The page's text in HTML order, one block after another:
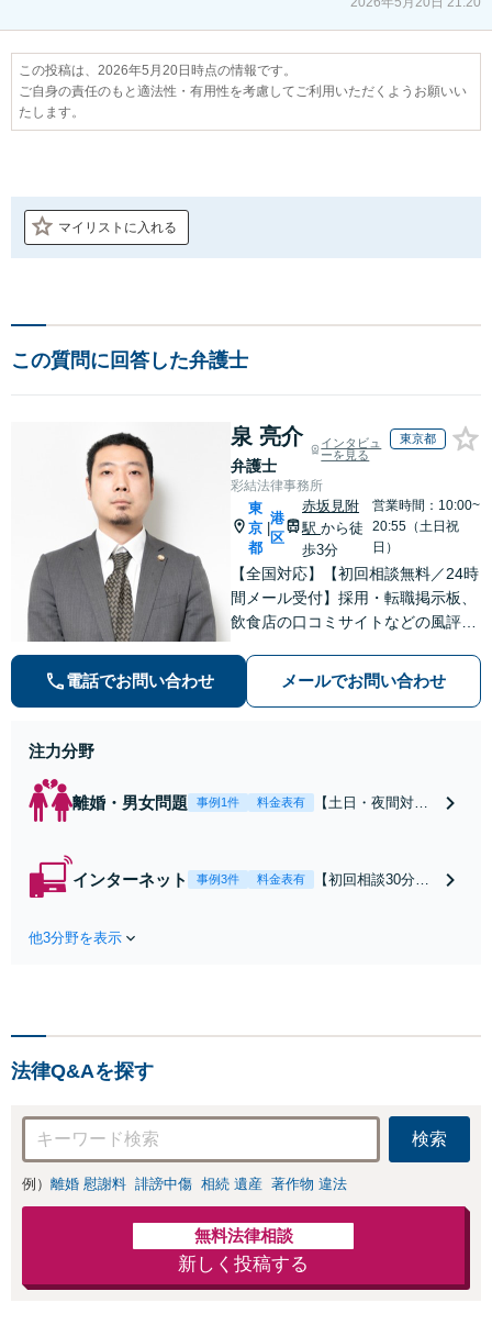
この投稿は、2026年5月20日時点の情報です。
ご自身の責任のもと適法性・有用性を考慮してご利用いただくようお願いい
たします。
マイリストに入れる
この質問に回答した弁護士
泉 亮介
弁護士
インタビュ
ーを見る
東京都
彩結法律事務所
東
京
都
港
区
赤坂見附
駅 から徒
歩3分
営業時間：10:00~
20:55（土日祝
日）
【全国対応】【初回相談無料／24時
間メール受付】採用・転職掲示板、
飲食店の口コミサイトなどの風評被
の種類を問わず相談可。可能な限り
早期対応で駆けつけサポート【労
電話でお問い合わせ メールでお問い合わせ
注力分野
離婚・男女問題 事例1件 料金表有
【土日・夜間対応
れたら、サインす
インターネット 事例3件 料金表有
【初回相談30分無
お店の風評被害対
応可：開示請求の
意見照会が来たと
きの対処法、被害
者との示談交渉
他3分野を表示
法律Q&Aを探す
検索
例） 離婚 慰謝料 誹謗中傷 相続 遺産 著作物 違法
無料法律相談
新しく投稿する